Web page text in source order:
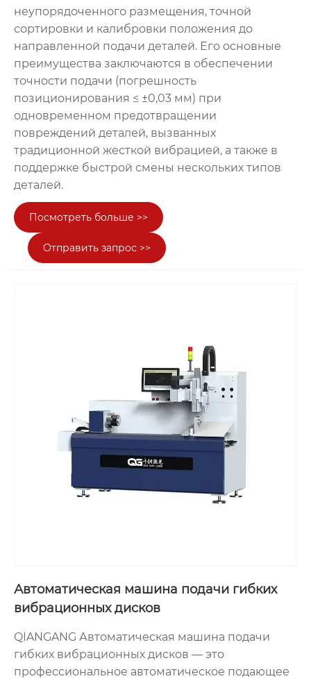
неупорядоченного размещения, точной
сортировки и калибровки положения до
направленной подачи деталей. Его основные
преимущества заключаются в обеспечении
точности подачи (погрешность
позиционирования ≤ ±0,03 мм) при
одновременном предотвращении
повреждений деталей, вызванных
традиционной жесткой вибрацией, а также в
поддержке быстрой смены нескольких типов
деталей.
Посмотреть больше >>
Отправить запрос >>
Автоматическая машина подачи гибких
вибрационных дисков
QIANGANG Автоматическая машина подачи
гибких вибрационных дисков — это
профессиональное автоматическое подающее